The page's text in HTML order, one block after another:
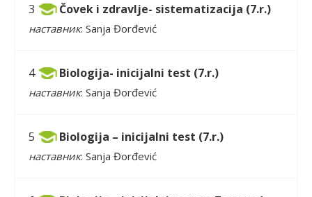
3 Čovek i zdravlje- sistematizacija (7.r.)
наставник: Sanja Đorđević
4 Biologija- inicijalni test (7.r.)
наставник: Sanja Đorđević
5 Biologija – inicijalni test (7.r.)
наставник: Sanja Đorđević